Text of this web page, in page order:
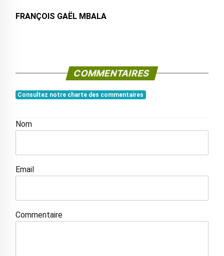
FRANÇOIS GAËL MBALA
COMMENTAIRES
Consultez notre charte des commentaires
Nom
Email
Commentaire